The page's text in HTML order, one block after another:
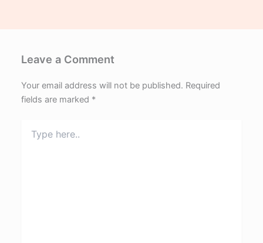
Leave a Comment
Your email address will not be published. Required
fields are marked *
here..